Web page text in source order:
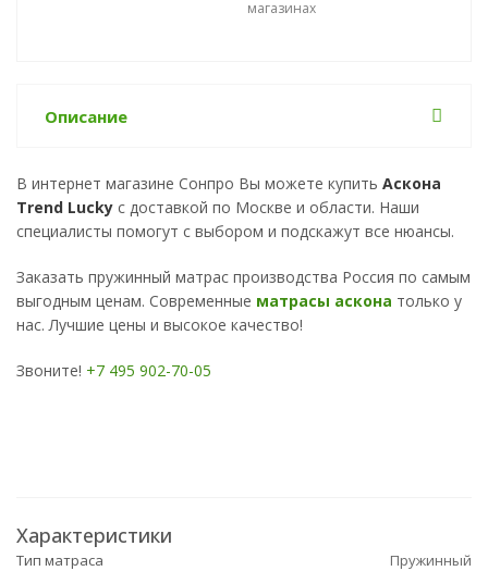
магазинах
Описание
В интернет магазине Сонпро Вы можете купить Аскона
Trend Lucky с доставкой по Москве и области. Наши
специалисты помогут с выбором и подскажут все нюансы.
Заказать пружинный матрас производства Россия по самым
выгодным ценам. Современные матрасы аскона только у
нас. Лучшие цены и высокое качество!
Звоните! +7 495 902-70-05
Характеристики
Тип матраса
Пружинный